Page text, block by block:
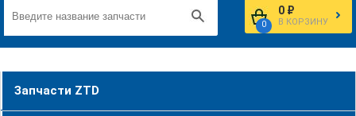
0
0 ₽
В КОРЗИНУ
Запчасти ZTD